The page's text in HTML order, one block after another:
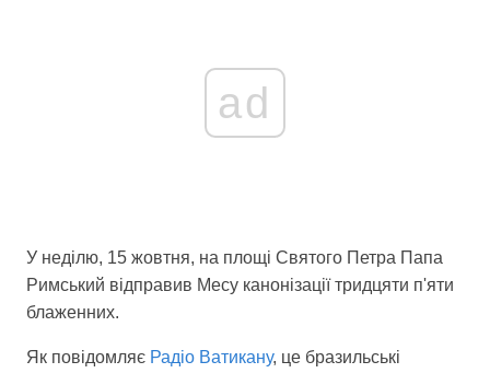
ad
У неділю, 15 жовтня, на площі Святого Петра Папа
Римський відправив Месу канонізації тридцяти п'яти
блаженних.
Як повідомляє Радіо Ватикану, це бразильські